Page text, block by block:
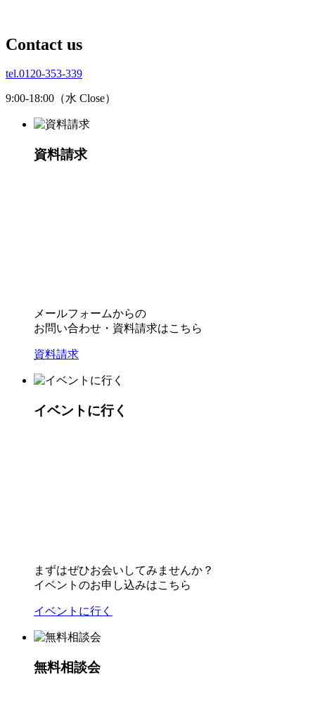
Contact us
tel.0120-353-339
9:00-18:00（水 Close）
資料請求
メールフォームからの
お問い合わせ・資料請求はこちら
資料請求
イベントに行く
まずはぜひお会いしてみませんか？
イベントのお申し込みはこちら
イベントに行く
無料相談会